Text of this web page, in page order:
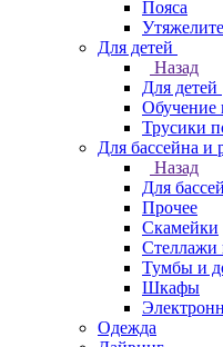
Пояса
Для детей
Назад
Для детей
Обучение
Трусики
Для бассейна и
Назад
Для
Прочее
Скамейки
Стеллажи
Тумбы и
Шкафы
Одежда